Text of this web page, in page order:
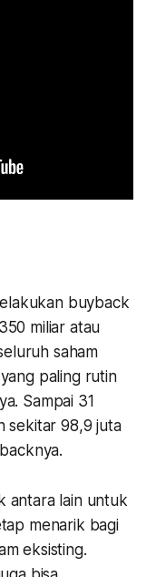
buyback
miliar atau
saham
paling rutin
Sampai 31
sekitar 98,9 juta
antara lain untuk
menarik bagi
eksisting.